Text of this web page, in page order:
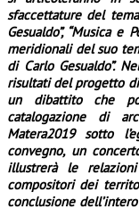
sfaccettature del
Gesualdo”, “Musica
meridionali del suo
di Carlo Gesualdo”.
risultati del progetto
un dibattito che
catalogazione di
Matera2019 sotto
convegno, un
illustrerà le
compositori dei
conclusione